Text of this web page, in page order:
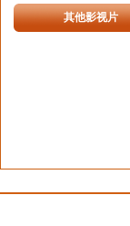
其他影视片